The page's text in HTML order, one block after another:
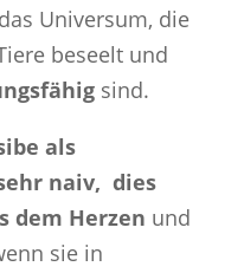
Universum, die
beseelt und
sind.
als
naiv, dies
dem Herzen und
sie in